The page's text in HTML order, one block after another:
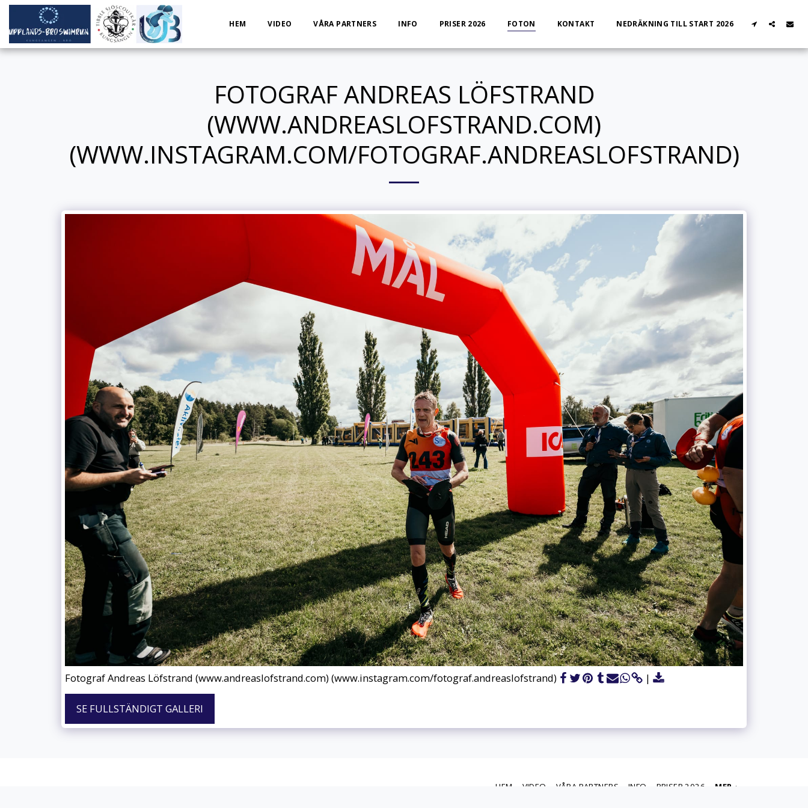
HEM VIDEO VÅRA PARTNERS INFO PRISER 2026 FOTON KONTAKT NEDRÄKNING TILL START 2026
FOTOGRAF ANDREAS LÖFSTRAND
(WWW.ANDREASLOFSTRAND.COM)
(WWW.INSTAGRAM.COM/FOTOGRAF.ANDREASLOFSTRAND)
Fotograf Andreas Löfstrand (www.andreaslofstrand.com) (www.instagram.com/fotograf.andreaslofstrand)
SE FULLSTÄNDIGT GALLERI
HEM VIDEO VÅRA PARTNERS INFO PRISER 2026 MER